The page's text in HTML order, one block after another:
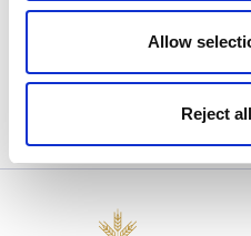
Allow
Reject
Een van de belangrijkste
View more